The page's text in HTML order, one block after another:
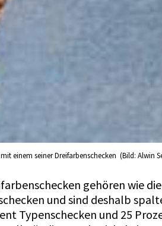
einem seiner Dreifarbenschecken (Bild: Alwin
gehören wie
und sind deshalb
Typenschecken und 25